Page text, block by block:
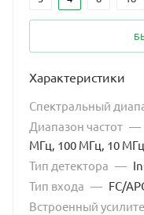
Характеристики
Спектральный
Диапазон частот —
МГц, 100 МГц, 10 МГц
Тип детектора —
Тип входа — FC/
Встроенный